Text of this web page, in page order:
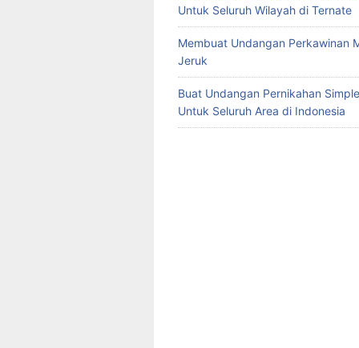
Untuk Seluruh Wilayah di Ternate
Membuat Undangan Perkawinan
Jeruk
Buat Undangan Pernikahan
Untuk Seluruh Area di Indonesia